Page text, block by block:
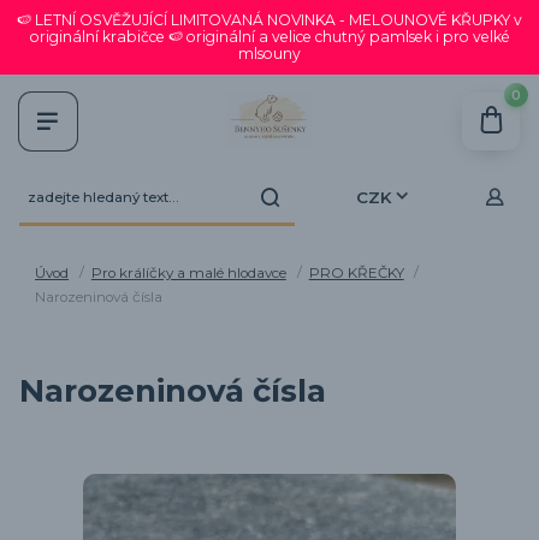
🍉 LETNÍ OSVĚŽUJÍCÍ LIMITOVANÁ NOVINKA - MELOUNOVÉ KŘUPKY v
originální krabičce 🍉 originální a velice chutný pamlsek i pro velké
mlsouny
CZK
0
Úvod Pro králíčky a malé hlodavce
PRO KŘEČKY
Narozeninová čísla
Narozeninová čísla